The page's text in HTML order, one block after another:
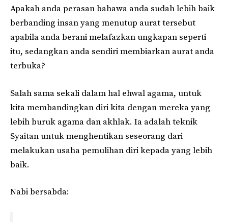
Apakah anda perasan bahawa anda sudah lebih baik
berbanding insan yang menutup aurat tersebut
apabila anda berani melafazkan ungkapan seperti
itu, sedangkan anda sendiri membiarkan aurat anda
terbuka?
Salah sama sekali dalam hal ehwal agama, untuk
kita membandingkan diri kita dengan mereka yang
lebih buruk agama dan akhlak. Ia adalah teknik
Syaitan untuk menghentikan seseorang dari
melakukan usaha pemulihan diri kepada yang lebih
baik.
Nabi bersabda: